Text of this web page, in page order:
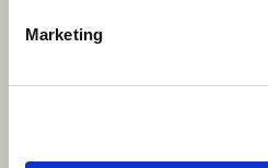
Marketing
Compétences